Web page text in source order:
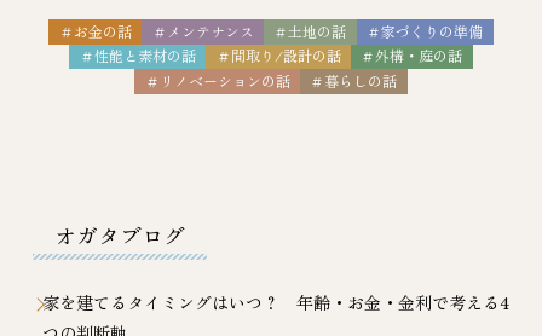
＃お金の話 ＃メンテナンス ＃土地の話
＃家づくりの準備
＃性能と素材の話
＃間取り/設計の話
＃外構・庭の話
＃リノベーションの話
＃暮らしの話
オガタブログ
家を建てるタイミングはいつ？ 年齢・お金・金利で考える4